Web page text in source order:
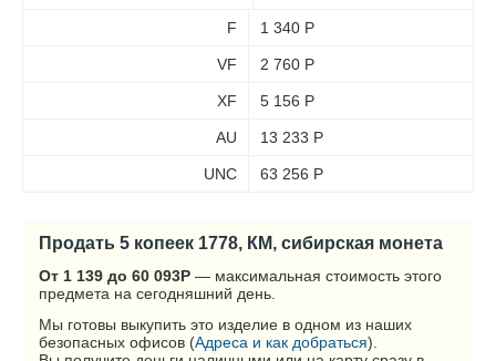
F 1 340 Р
VF 2 760 Р
XF 5 156 Р
AU 13 233 Р
UNC 63 256 Р
Продать 5 копеек 1778, КМ, сибирская монета
От 1 139 до 60 093Р — максимальная стоимость этого
предмета на сегодняшний день.
Мы готовы выкупить это изделие в одном из наших
безопасных офисов (Адреса и как добраться).